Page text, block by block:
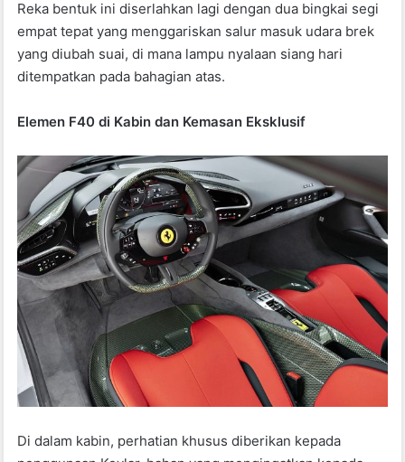
Reka bentuk ini diserlahkan lagi dengan dua bingkai segi
empat tepat yang menggariskan salur masuk udara brek
yang diubah suai, di mana lampu nyalaan siang hari
ditempatkan pada bahagian atas.
Elemen F40 di Kabin dan Kemasan Eksklusif
Di dalam kabin, perhatian khusus diberikan kepada